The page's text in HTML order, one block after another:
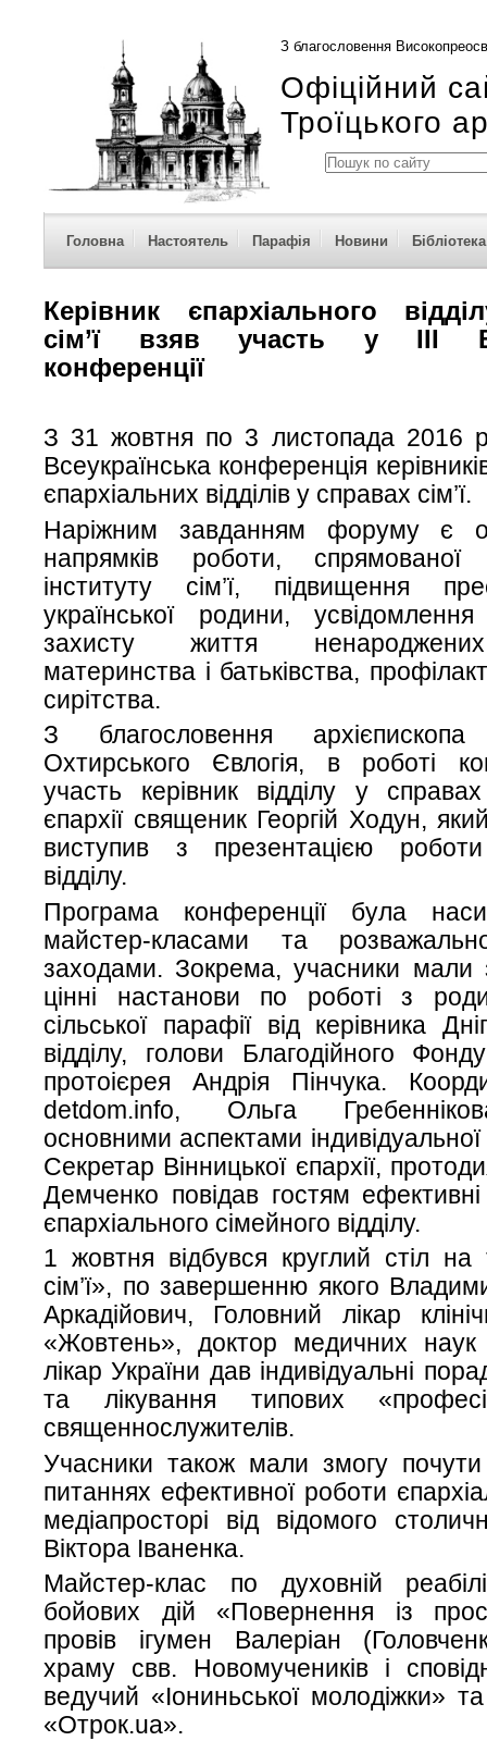
З благословення
Офіційний
Троїцького
Головна Настоятель Парафія Новини Бібліотека
Керівник єпархіального
сім’ї взяв участь у ІІІ
конференції
З 31 жовтня по 3 листопада 2016
Всеукраїнська конференція керівників
єпархіальних відділів у справах сім’ї.
Наріжним завданням форуму є
напрямків роботи,
інституту сім’ї, підвищення
української родини,
захисту життя
материнства і батьківства,
сирітства.
З благословення
Охтирського Євлогія, в роботі
участь керівник відділу у
єпархії священик Георгій Ходун,
виступив з презентацією роботи
відділу.
Програма конференції була
майстер-класами та
заходами. Зокрема, учасники мали
цінні настанови по роботі з
сільської парафії від керівника
відділу, голови Благодійного
протоієрея Андрія Пінчука.
detdom.info, Ольга
основними аспектами індивідуальної
Секретар Вінницької єпархії,
Демченко повідав гостям
єпархіального сімейного відділу.
1 жовтня відбувся круглий стіл на
сім’ї», по завершенню якого
Аркадійович, Головний лікар
«Жовтень», доктор медичних
лікар України дав індивідуальні
та лікування типових
священнослужителів.
Учасники також мали змогу
питаннях ефективної роботи
медіапросторі від відомого
Віктора Іваненка.
Майстер-клас по духовній
бойових дій «Повернення із
провів ігумен Валеріан
храму свв. Новомучеників і
ведучий «Іониньської молодіжки»
«Отрок.ua».